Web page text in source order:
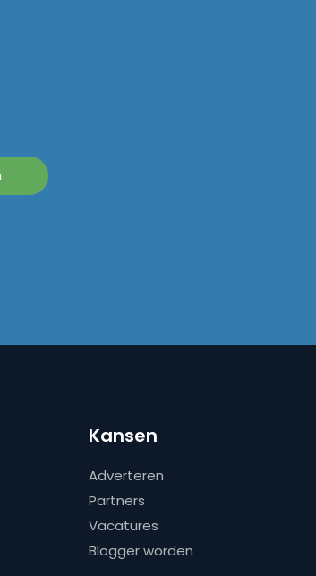
Kansen
Adverteren
Partners
Vacatures
Blogger worden